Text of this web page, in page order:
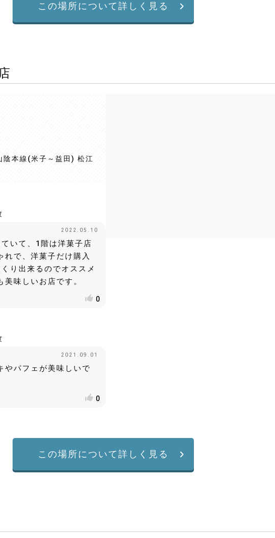
この場所について詳しく見る
本線(米子～益田) 松江
2022.05.10
いて、1階は洋菓子店
れで、洋菓子だけ購入
り出来るのでオススメ
味しいお店です。
0
2021.09.01
やパフェが美味しいで
0
この場所について詳しく見る